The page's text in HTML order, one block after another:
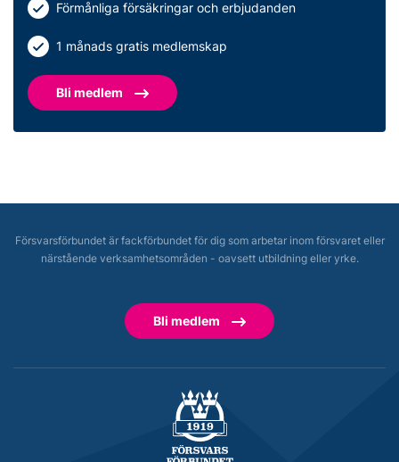
Förmånliga försäkringar och erbjudanden
1 månads gratis medlemskap
Bli medlem
Försvarsförbundet är fackförbundet för dig som arbetar inom försvaret eller
närstående verksamhetsområden - oavsett utbildning eller yrke.
Bli medlem
Försvarsförbundet